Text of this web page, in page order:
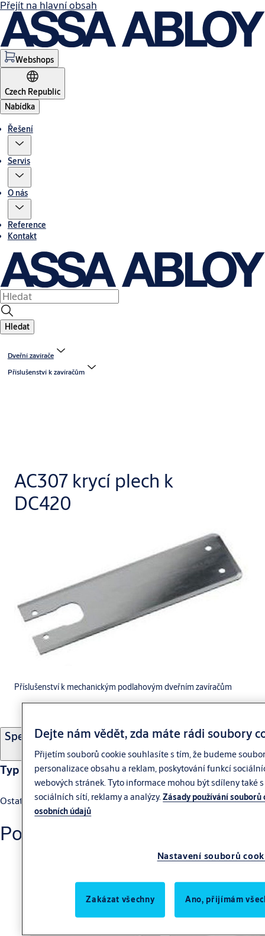
Přejít na hlavní obsah
Webshops
Czech Republic
Nabídka
Řešení
Servis
O nás
Reference
Kontakt
Hledat
Dveřní zavírače
Příslušenství k zavíračům
AC307 krycí plech k
DC420
Příslušenství k mechanickým podlahovým dveřním zavíračům
Specifikace
Typ výrobku
Ostatní
Podobné produkty
Dejte nám vědět, zda máte rádi soubory
Přijetím souborů cookie souhlasíte s tím, že budeme
personalizace obsahu a reklam, poskytování funkcí
webových stránek. Tyto informace mohou být sdíleny také
sociálních sítí, reklamy a analýzy.Zásady používání souborů
osobních údajů
Nastavení souborů
Zakázat všechny Ano, přijímám